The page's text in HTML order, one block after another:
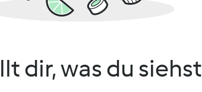
dir, was du